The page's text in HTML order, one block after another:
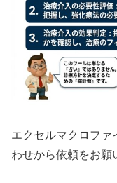
エクセルマクロファ
わせから依頼をお願